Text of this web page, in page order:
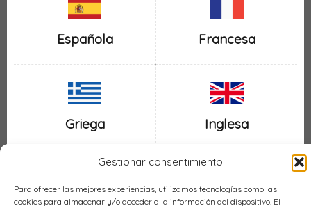
Gestionar consentimiento
Para ofrecer las mejores experiencias, utilizamos tecnologías como las
cookies para almacenar y/o acceder a la información del dispositivo. El
Española Francesa
Griega Inglesa